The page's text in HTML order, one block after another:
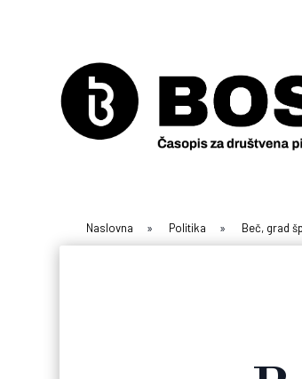
Naslovna » Politika » Beč, grad